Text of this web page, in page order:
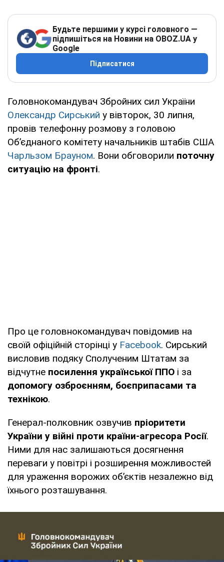
Будьте першими у курсі головного —
підпишіться на Новини на OBOZ.UA у
Google
Підписатися
Головнокомандувач Збройних сил України
Олександр Сирський у вівторок, 30 липня,
провів телефонну розмову з головою
Об’єднаного комітету начальників штабів США
Чарльзом Брауном. Вони обговорили поточну
ситуацію на фронті.
Про це головнокомандувач повідомив на
своїй офіційній сторінці у Facebook. Сирський
висловив подяку Сполученим Штатам за
відчутне посилення української ППО і за
допомогу озброєнням, боєприпасами та
технікою.
Генерал-полковник озвучив пріоритети
України у війні проти країни-агресора Росії.
Ними для нас залишаються досягнення
переваги у повітрі і розширення можливостей
для ураження ворожих обʼєктів незалежно від
їхнього розташування.